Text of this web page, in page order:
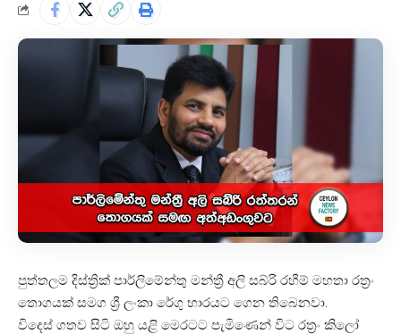
පුත්තලම දිස්ත්‍රික් පාර්ලිමේන්තු මන්ත්‍රී අලි සබ්රි රහීම් මහතා රත්‍රං
තොගයක් සමග ශ්‍රී ලංකා රේගු භාරයට ගෙන තිබෙනවා.
විදෙස් ගතව සිටි ඔහු යළි මෙරටට පැමිණෙන් විට රත්‍රං කිලෝ